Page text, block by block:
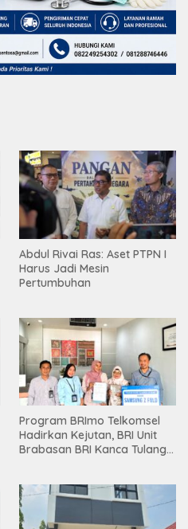
Abdul Rivai Ras: Aset PTPN I
Harus Jadi Mesin
Pertumbuhan
Program BRImo Telkomsel
Hadirkan Kejutan, BRI Unit
Brabasan BRI Kanca Tulang
Mesuji